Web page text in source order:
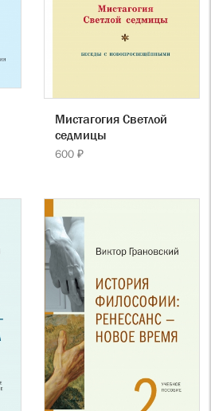
Мистагогия Светлой
седмицы
600 ₽